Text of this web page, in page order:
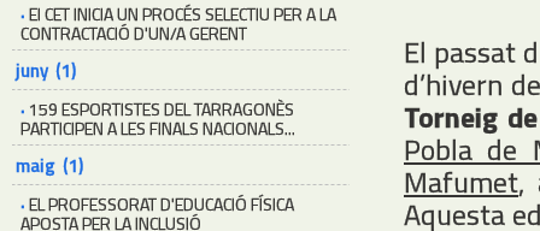
·El CET INICIA UN PROCÉS SELECTIU PER A LA
CONTRACTACIÓ D'UN/A GERENT
juny (1)
· 159 ESPORTISTES DEL TARRAGONÈS
PARTICIPEN A LES FINALS NACIONALS...
maig (1)
·EL PROFESSORAT D'EDUCACIÓ FÍSICA
APOSTA PER LA INCLUSIÓ
El passat
d’hivern
Torneig
Pobla de
Mafumet,
Aquesta